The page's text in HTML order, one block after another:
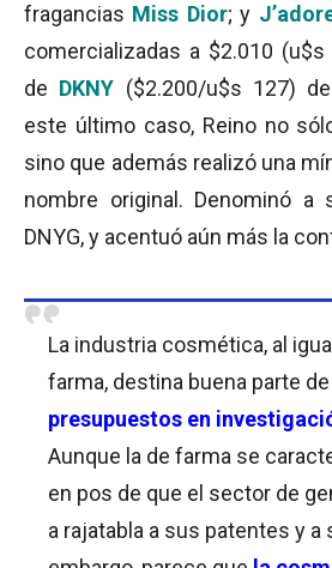
fragancias Miss Dior; y
comercializadas a $2.010 (u$s
de DKNY ($2.200/u$s 127) de
este último caso, Reino no
sino que además realizó una
nombre original. Denominó a
DNYG, y acentuó aún más la
La industria cosmética, al
farma, destina buena parte
presupuestos en
Aunque la de farma se
en pos de que el sector de
a rajatabla a sus patentes y a